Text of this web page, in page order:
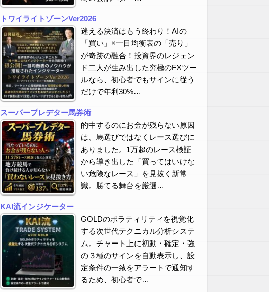
トワイライトゾーンVer2026
迷える決済はもう終わり！AIの
「買い」×一目均衡表の「売り」
が奇跡の融合！投資界のレジェン
ド二人が生み出した究極のFXツー
ルなら、初心者でもサインに従う
だけで年利30%…
スーパープレデター馬券術
的中するのにお金が残らない原因
は、馬選びではなくレース選びに
ありました。1万超のレース検証
から導き出した「買ってはいけな
い危険なレース」を見抜く新常
識。勝てる舞台を厳選…
KAI流インジケーター
GOLDのボラティリティを視覚化
する次世代テクニカル分析システ
ム。チャート上に初動・確定・強
の３種のサインを自動表示し、設
定条件の一致をアラートで通知す
るため、初心者で…